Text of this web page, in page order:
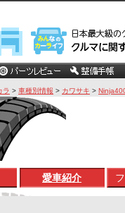
ラ > 車種別情報 > カワサキ >
愛車紹介